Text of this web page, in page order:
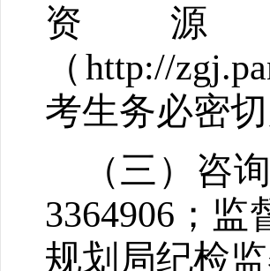
资
（ http://
考生务必密
（三）咨
3364906 ；
规划局纪检监